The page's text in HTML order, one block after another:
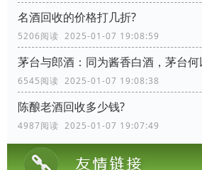
名酒回收的价格打几折?
5206阅读 2025-01-07 19:08:59
6545阅读 2025-01-07 19:08:38
陈酿老酒回收多少钱?
4987阅读 2025-01-07 19:07:49